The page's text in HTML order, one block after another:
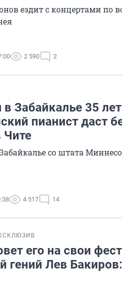
ездит с концертами по
2 590 2
Забайкалье 35
пианист даст
Чите
со штата
4 517 14
его на свои
гений Лев